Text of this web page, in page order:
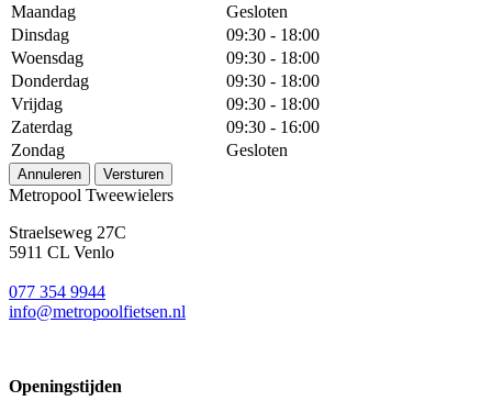
Maandag
Gesloten
Dinsdag
09:30 - 18:00
Woensdag
09:30 - 18:00
Donderdag
09:30 - 18:00
Vrijdag
09:30 - 18:00
Zaterdag
09:30 - 16:00
Zondag
Gesloten
Annuleren Versturen
Metropool Tweewielers
Straelseweg 27C
5911 CL Venlo
077 354 9944
info@metropoolfietsen.nl
Openingstijden